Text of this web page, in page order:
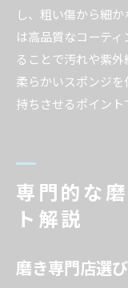
し、粗い傷から細
は高品質なコーテ
ることで汚れや紫
柔らかいスポンジ
持ちさせるポイント
専門的な
ト解説
磨き専門店選